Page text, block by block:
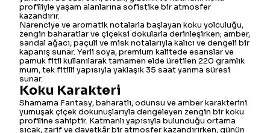
profiliyle yaşam alanlarına sofistike bir atmosfer
kazandırır.
Narenciye ve aromatik notalarla başlayan koku yolculuğu,
zengin baharatlar ve çiçeksi dokularla derinleşirken; amber,
sandal ağacı, paçuli ve misk notalarıyla kalıcı ve dengeli bir
kapanış sunar. Yerli soya, premium kalitede esanslar ve
pamuk fitil kullanılarak tamamen elde üretilen 220 gramlık
mum, tek fitilli yapısıyla yaklaşık 35 saat yanma süresi
sunar.
Koku Karakteri
Shamama Fantasy, baharatlı, odunsu ve amber karakterini
yumuşak çiçek dokunuşlarıyla dengeleyen zengin bir koku
profiline sahiptir. Katmanlı yapısıyla bulunduğu ortama
sıcak, zarif ve davetkâr bir atmosfer kazandırırken, günün